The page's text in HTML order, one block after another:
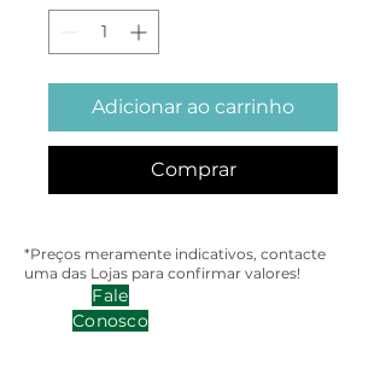
Adicionar ao carrinho
Comprar
*Preços meramente indicativos, contacte
uma das Lojas para confirmar valores!
Fale
Conosco